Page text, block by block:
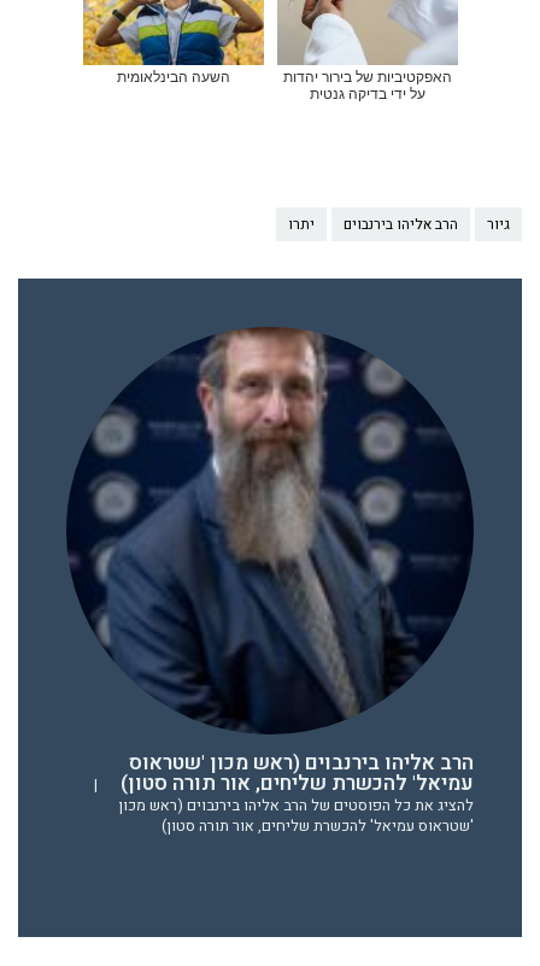
האפקטיביות של בירור יהדות
על ידי בדיקה גנטית
השעה הבינלאומית
גיור הרב אליהו בירנבוים יתרו
הרב אליהו בירנבוים (ראש מכון 'שטראוס
עמיאל' להכשרת שליחים, אור תורה סטון)
|
להציג את כל הפוסטים של הרב אליהו בירנבוים (ראש מכון
'שטראוס עמיאל' להכשרת שליחים, אור תורה סטון)